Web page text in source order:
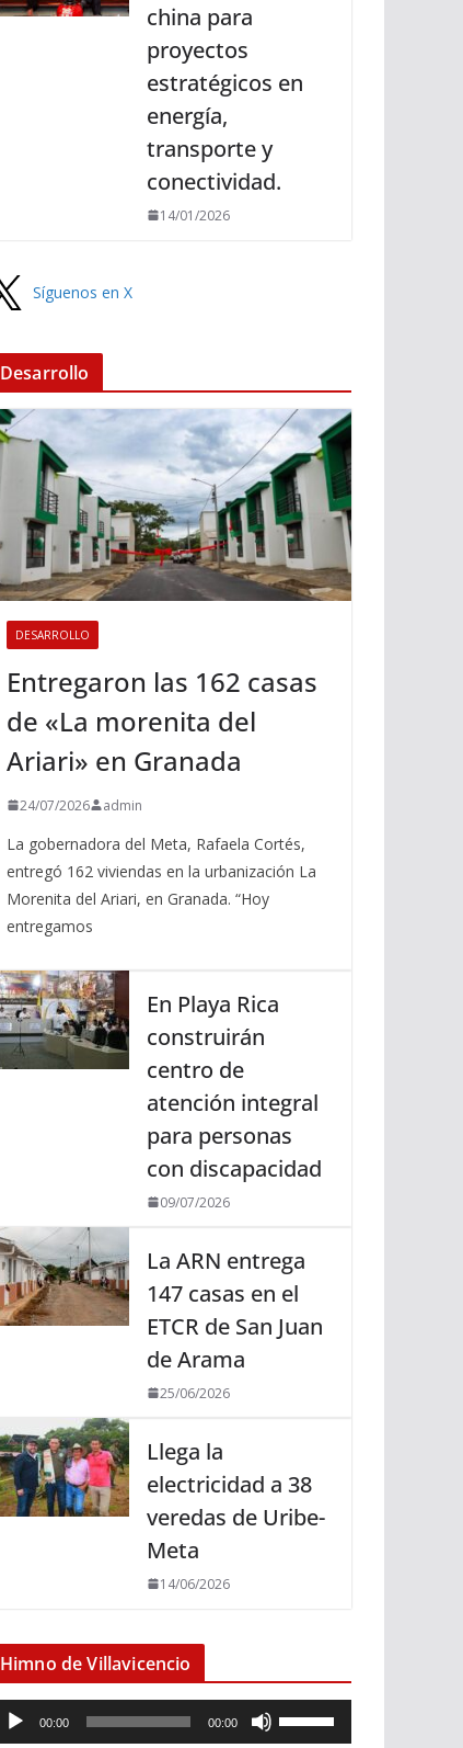
china para
proyectos
estratégicos en
energía,
transporte y
conectividad.
14/01/2026
Síguenos en X
Desarrollo
DESARROLLO
Entregaron las 162 casas
de «La morenita del
Ariari» en Granada
24/07/2026 admin
La gobernadora del Meta, Rafaela Cortés,
entregó 162 viviendas en la urbanización La
Morenita del Ariari, en Granada. “Hoy
entregamos
En Playa Rica
construirán
centro de
atención integral
para personas
con discapacidad
09/07/2026
La ARN entrega
147 casas en el
ETCR de San Juan
de Arama
25/06/2026
Llega la
electricidad a 38
veredas de Uribe-
Meta
14/06/2026
Himno de Villavicencio
00:00 00:00